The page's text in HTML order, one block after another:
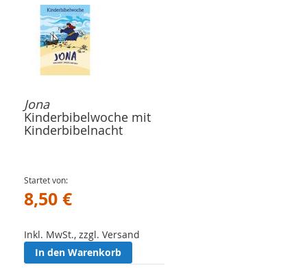
Jona
Kinderbibelwoche mit
Kinderbibelnacht
Startet von
8,50 €
Inkl. MwSt., zzgl. Versand
In den Warenkorb